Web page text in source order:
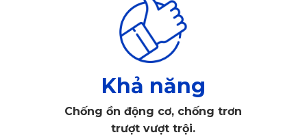
Chất liệu cao cấp, độ bền đến 5 năm
Khả năng
Chống ồn động cơ, chống trơn
trượt vượt trội.